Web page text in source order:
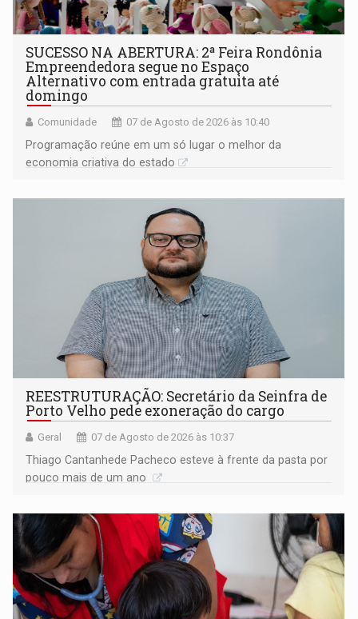
SUCESSO NA ABERTURA: 2ª Feira Rondônia
Empreendedora segue no Espaço
Alternativo com entrada gratuita até
domingo
Comunidade 07 de Agosto de 2026 às 10:40
Programação reúne em um só lugar o melhor da
economia criativa do estado
REESTRUTURAÇÃO: Secretário da Seinfra de
Porto Velho pede exoneração do cargo
Geral 07 de Agosto de 2026 às 10:37
Thiago Cantanhede Pacheco esteve à frente da pasta por
pouco mais de um ano